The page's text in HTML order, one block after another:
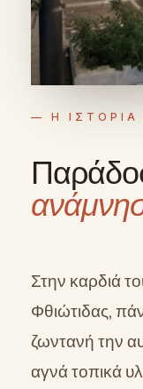
— Η ΙΣΤΟΡΙΑ
Στην καρδιά
Φθιώτιδας,
ζωντανή την
αγνά τοπικά